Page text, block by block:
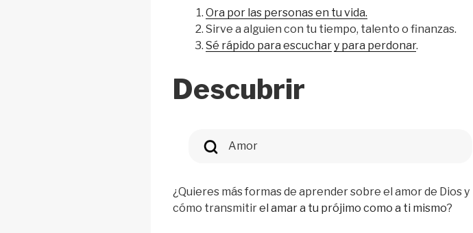
Ora por las personas en tu vida.
Sirve a alguien con tu tiempo, talento o finanzas.
Sé rápido para escuchary para perdonar.
Descubrir
Amor
¿Quieres más formas de aprender sobre el amor de Dios y
cómo transmitirel amar a tu prójimo como a ti mismo?